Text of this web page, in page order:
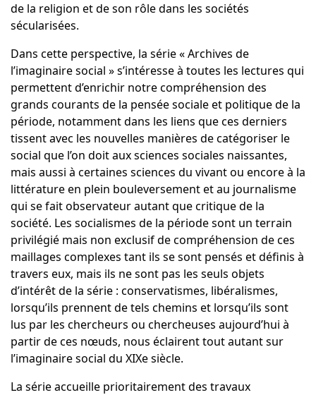
de la religion et de son rôle dans les sociétés
sécularisées.
Dans cette perspective, la série « Archives de
l’imaginaire social » s’intéresse à toutes les lectures qui
permettent d’enrichir notre compréhension des
grands courants de la pensée sociale et politique de la
période, notamment dans les liens que ces derniers
tissent avec les nouvelles manières de catégoriser le
social que l’on doit aux sciences sociales naissantes,
mais aussi à certaines sciences du vivant ou encore à la
littérature en plein bouleversement et au journalisme
qui se fait observateur autant que critique de la
société. Les socialismes de la période sont un terrain
privilégié mais non exclusif de compréhension de ces
maillages complexes tant ils se sont pensés et définis à
travers eux, mais ils ne sont pas les seuls objets
d’intérêt de la série : conservatismes, libéralismes,
lorsqu’ils prennent de tels chemins et lorsqu’ils sont
lus par les chercheurs ou chercheuses aujourd’hui à
partir de ces nœuds, nous éclairent tout autant sur
l’imaginaire social du XIXe siècle.
La série accueille prioritairement des travaux